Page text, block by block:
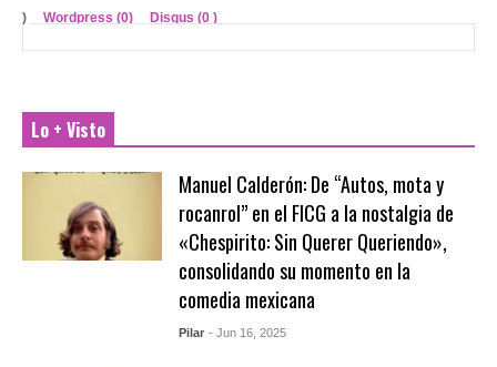
) Wordpress (0) Disqus (0 )
Lo + Visto
Manuel Calderón: De “Autos, mota y
rocanrol” en el FICG a la nostalgia de
«Chespirito: Sin Querer Queriendo»,
consolidando su momento en la
comedia mexicana
Pilar - Jun 16, 2025